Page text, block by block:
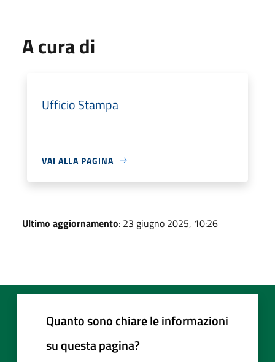
A cura di
Ufficio Stampa
VAI ALLA PAGINA
Ultimo aggiornamento: 23 giugno 2025, 10:26
Quanto sono chiare le informazioni
su questa pagina?